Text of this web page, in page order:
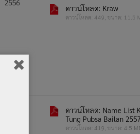
2556
ดาวน์โหลด: Kraw
ดาวน์โหลด: 449, ขนาด: 11.5
ดาวน์โหลด: Name List
Tung Pubsa Bailan
ดาวน์โหลด: 419, ขนาด: 4.5